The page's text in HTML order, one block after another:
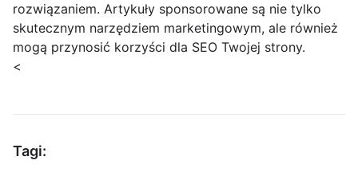
rozwiązaniem. Artykuły sponsorowane są nie tylko
skutecznym narzędziem marketingowym, ale również
mogą przynosić korzyści dla SEO Twojej strony.
<
Tagi: